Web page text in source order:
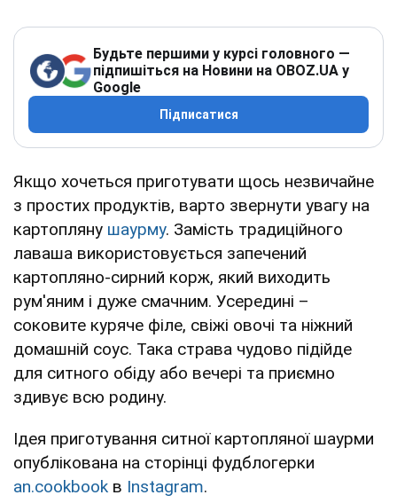
Будьте першими у курсі головного —
підпишіться на Новини на OBOZ.UA у
Google
Підписатися
Якщо хочеться приготувати щось незвичайне
з простих продуктів, варто звернути увагу на
картопляну шаурму. Замість традиційного
лаваша використовується запечений
картопляно-сирний корж, який виходить
рум'яним і дуже смачним. Усередині –
соковите куряче філе, свіжі овочі та ніжний
домашній соус. Така страва чудово підійде
для ситного обіду або вечері та приємно
здивує всю родину.
Ідея приготування ситної картопляної шаурми
опублікована на сторінці фудблогерки
an.cookbook в Instagram.